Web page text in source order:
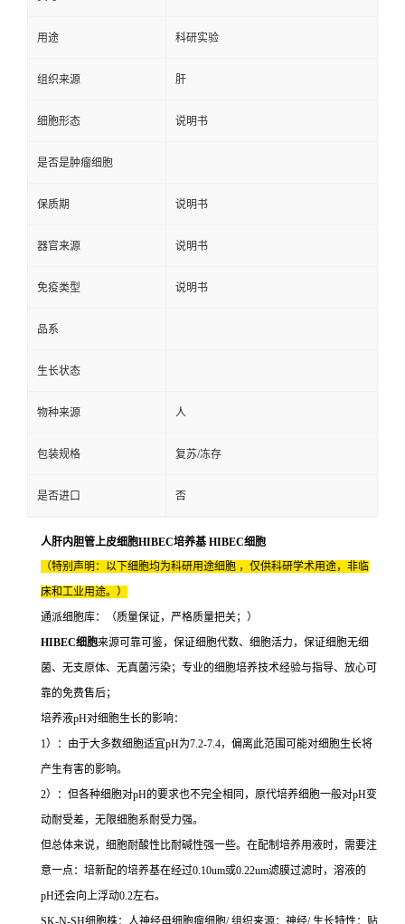
用途 科研实验
组织来源 肝
细胞形态 说明书
是否是肿瘤细胞
保质期 说明书
器官来源 说明书
免疫类型 说明书
品系
生长状态
物种来源 人
包装规格 复苏/冻存
是否进口 否
人肝内胆管上皮细胞HIBEC培养基 HIBEC细胞
（特别声明：以下细胞均为科研用途细胞 ，仅供科研学术用途，非临
床和工业用途。）
通派细胞库：（质量保证，严格质量把关；）
HIBEC细胞来源可靠可鉴，保证细胞代数、细胞活力，保证细胞无细
菌、无支原体、无真菌污染；专业的细胞培养技术经验与指导、放心可
靠的免费售后；
培养液pH对细胞生长的影响：
1）：由于大多数细胞适宜pH为7.2-7.4，偏离此范围可能对细胞生长将
产生有害的影响。
2）：但各种细胞对pH的要求也不完全相同，原代培养细胞一般对pH变
动耐受差，无限细胞系耐受力强。
但总体来说，细胞耐酸性比耐碱性强一些。在配制培养用液时，需要注
意一点：培新配的培养基在经过0.10um或0.22um滤膜过滤时，溶液的
pH还会向上浮动0.2左右。
SK-N-SH细胞株：人神经母细胞瘤细胞/ 组织来源：神经/ 生长特性：贴